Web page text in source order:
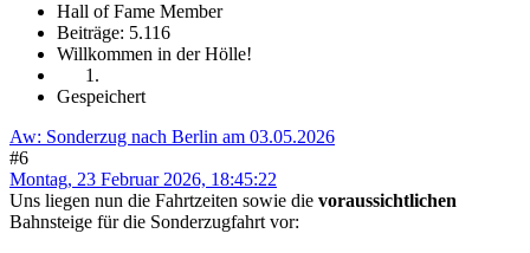
Hall of Fame Member
Beiträge: 5.116
Willkommen in der Hölle!
Gespeichert
Aw: Sonderzug nach Berlin am 03.05.2026
#6
Montag, 23 Februar 2026, 18:45:22
Uns liegen nun die Fahrtzeiten sowie die voraussichtlichen
Bahnsteige für die Sonderzugfahrt vor: